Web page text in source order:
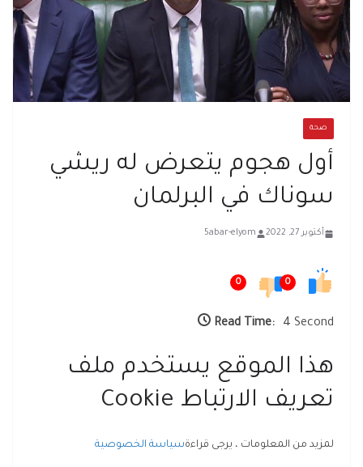
صحة
أول هجوم يتعرض له ريشي
سوناك في البرلمان
أكتوبر 27, 2022 5abar-elyom
0
0
Read Time: 4 Second
هذا الموقع يستخدم ملف
تعريف الارتباط Cookie
لمزيد من المعلومات ، يرجى قراءةسياسة الخصوصية